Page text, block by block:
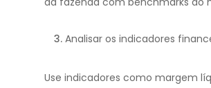
Analisar os indicadores
Use indicadores como margem